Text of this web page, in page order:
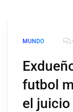
MUNDO
futbol
el juicio